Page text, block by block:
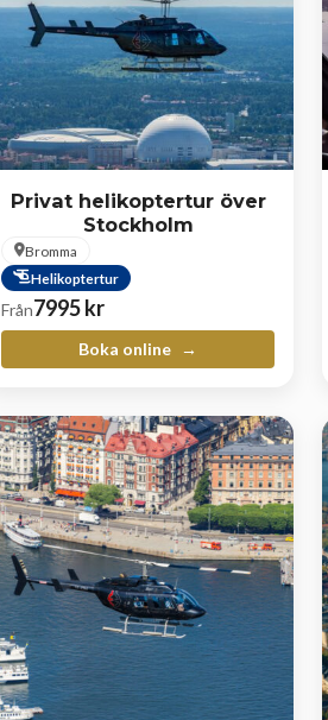
Privat helikoptertur över
Stockholm
Bromma
Helikoptertur
Från7995kr
Boka online